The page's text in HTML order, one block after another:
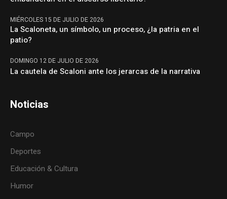
MIÉRCOLES 15 DE JULIO DE 2026
La Scaloneta, un símbolo, un proceso, ¿la patria en el
patio?
DOMINGO 12 DE JULIO DE 2026
La cautela de Scaloni ante los jerarcas de la narrativa
Noticias
Campo
Deportes
Educación & Cultura
Humor